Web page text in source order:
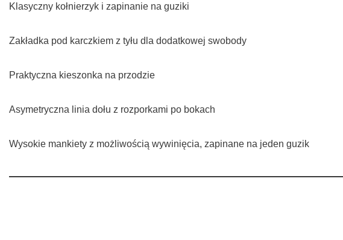
Klasyczny kołnierzyk i zapinanie na guziki
Zakładka pod karczkiem z tyłu dla dodatkowej swobody
Praktyczna kieszonka na przodzie
Asymetryczna linia dołu z rozporkami po bokach
Wysokie mankiety z możliwością wywinięcia, zapinane na jeden guzik